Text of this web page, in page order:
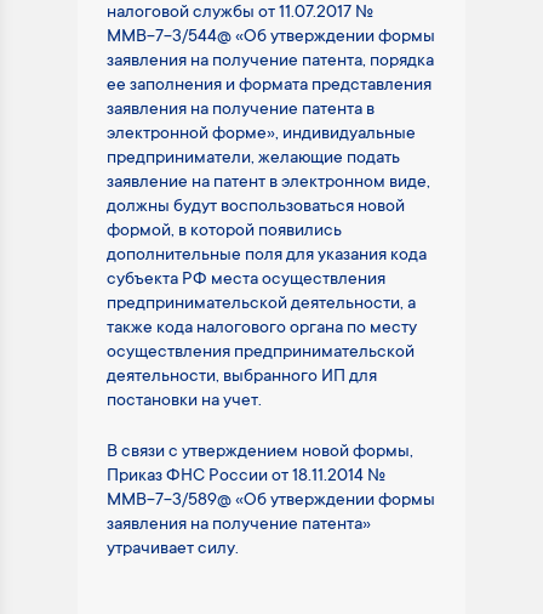
налоговой службы от 11.07.2017 №
ММВ-7-3/544@ «Об утверждении формы
заявления на получение патента, порядка
ее заполнения и формата представления
заявления на получение патента в
электронной форме», индивидуальные
предприниматели, желающие подать
заявление на патент в электронном виде,
должны будут воспользоваться новой
формой, в которой появились
дополнительные поля для указания кода
субъекта РФ места осуществления
предпринимательской деятельности, а
также кода налогового органа по месту
осуществления предпринимательской
деятельности, выбранного ИП для
постановки на учет.
В связи с утверждением новой формы,
Приказ ФНС России от 18.11.2014 №
MMB-7-3/589@ «Об утверждении формы
заявления на получение патента»
утрачивает силу.